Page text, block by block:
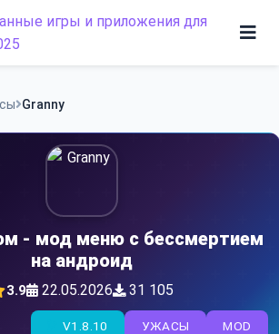
Granny
- мод меню с бессмертием
на андроид
3.9 22.05.2026 31 105
MOD
УЖАСЫ
V1.8.10